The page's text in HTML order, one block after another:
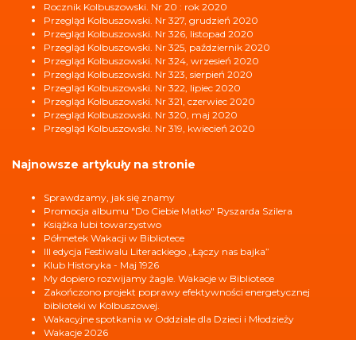
Rocznik Kolbuszowski. Nr 20 : rok 2020
Przegląd Kolbuszowski. Nr 327, grudzień 2020
Przegląd Kolbuszowski. Nr 326, listopad 2020
Przegląd Kolbuszowski. Nr 325, październik 2020
Przegląd Kolbuszowski. Nr 324, wrzesień 2020
Przegląd Kolbuszowski. Nr 323, sierpień 2020
Przegląd Kolbuszowski. Nr 322, lipiec 2020
Przegląd Kolbuszowski. Nr 321, czerwiec 2020
Przegląd Kolbuszowski. Nr 320, maj 2020
Przegląd Kolbuszowski. Nr 319, kwiecień 2020
Najnowsze artykuły na stronie
Sprawdzamy, jak się znamy
Promocja albumu "Do Ciebie Matko" Ryszarda Szilera
Książka lubi towarzystwo
Półmetek Wakacji w Bibliotece
III edycja Festiwalu Literackiego „Łączy nas bajka”
Klub Historyka - Maj 1926
My dopiero rozwijamy żagle. Wakacje w Bibliotece
Zakończono projekt poprawy efektywności energetycznej
biblioteki w Kolbuszowej.
Wakacyjne spotkania w Oddziale dla Dzieci i Młodzieży
Wakacje 2026